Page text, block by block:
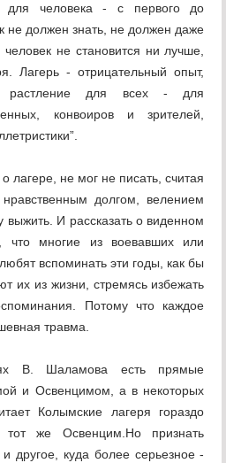
для человека - с первого до
не должен знать, не должен даже
не становится ни лучше,
Лагерь - отрицательный опыт,
растление для всех - для
конвоиров и зрителей,
лагере, не мог не писать, считая
долгом, велением
И рассказать о виденном
что многие из воевавших или
вспоминать эти годы, как бы
их из жизни, стремясь избежать
Потому что каждое
травма.
В. Шаламова есть прямые
и Освенцимом, а в некоторых
Колымские лагеря гораздо
же Освенцим.Но признать
другое, куда более серьезное -